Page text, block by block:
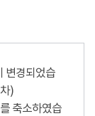
변경되었습
)
축소하였습